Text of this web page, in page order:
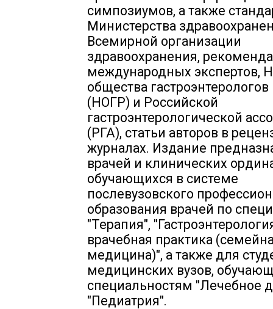
симпозиумов, а также
Министерства
Всемирной организации
здравоохранения,
международных экспертов,
общества
(НОГР) и Российской
гастроэнтерологической
(РГА), статьи авторов в
журналах. Издание
врачей и клинических
обучающихся в системе
послевузовского
образования врачей по
"Терапия",
врачебная практика
медицина)", а также для
медицинских вузов,
специальностям "Лечебное
"Педиатрия".